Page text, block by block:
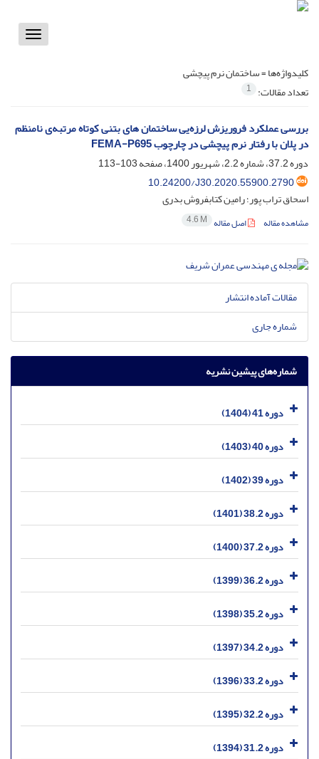
Toggle
کلیدواژه‌ها =ساختمان نرم پیچشی
تعداد مقالات: 1
بررسی عملکرد فروریزش لرزه‌یی ساختمان های بتنی کوتاه مرتبه‌ی نامنظم
در پلان با رفتار نرم پیچشی در چارچوب FEMA-P695
دوره 37.2، شماره 2.2، شهریور 1400، صفحه
103-113
10.24200/J30.2020.55900.2790
اسحاق تراب پور؛ رامین کتابفروش بدری
مشاهده مقاله اصل مقاله 4.6 M
مقالات آماده انتشار
شماره جاری
شماره‌های پیشین نشریه
دوره 41 (1404)
دوره 40 (1403)
دوره 39 (1402)
دوره 38.2 (1401)
دوره 37.2 (1400)
دوره 36.2 (1399)
دوره 35.2 (1398)
دوره 34.2 (1397)
دوره 33.2 (1396)
دوره 32.2 (1395)
دوره 31.2 (1394)